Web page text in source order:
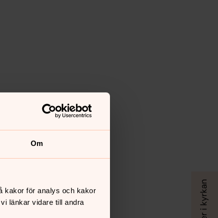
Om
kakor för analys och kakor
länkar vidare till andra